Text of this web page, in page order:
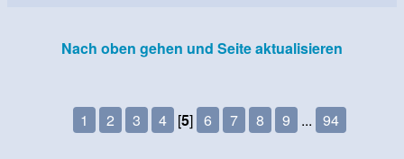
Nach oben gehen und Seite aktualisieren
1 2 3 4 [5] 6 7 8 9 ... 94